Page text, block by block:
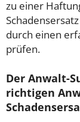
zu einer
durch einen
prüfen.
Der Anwalt-
richtigen